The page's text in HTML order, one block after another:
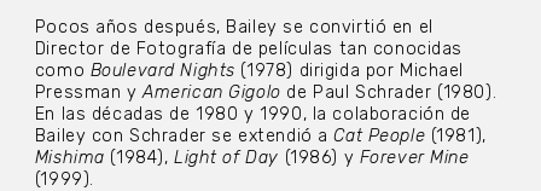
Pocos años después, Bailey se convirtió en el
Director de Fotografía de películas tan conocidas
como Boulevard Nights (1978) dirigida por Michael
Pressman yAmerican Gigolo de Paul Schrader (1980).
En las décadas de 1980 y 1990, la colaboración de
Bailey con Schrader se extendió aCat People (1981),
Mishima (1984),Light of Day (1986) y Forever Mine
(1999).